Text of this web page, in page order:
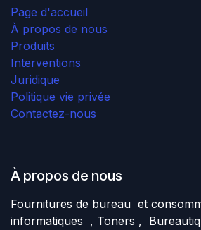
Page d'accueil
À propos de nous
Produits
Interventions
Juridique
Politique vie privée
Contactez-nous
À propos de nous
Fournitures de bureau et
informatiques , Toners ,